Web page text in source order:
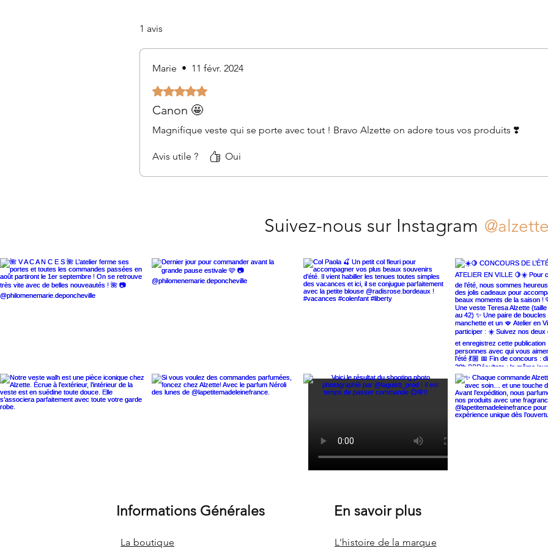
1 avis
Marie • 11 févr. 2024
Noté 5 sur 5.
Canon 🤩
Magnifique veste qui se porte avec tout ! Bravo Alzette on adore tous vos produits ❣️
Avis utile ? Oui
Suivez-nous sur Instagram
La boutique L'histoire de la marque
Informations Générales En savoir plus